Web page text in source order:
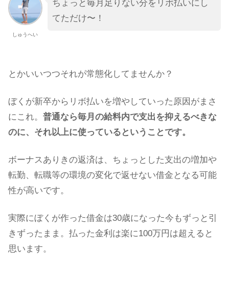
しゅうへい
ちょっと毎月足りない分をリボ払いにし
てただけ〜！
とかいいつつそれが常態化してませんか？
ぼくが新卒からリボ払いを増やしていった原因がまさ
にこれ。 普通なら毎月の給料内で支出を抑えるべきな
のに、それ以上に使っているということです。
ボーナスありきの返済は、ちょっとした支出の増加や
転勤、転職等の環境の変化で返せない借金となる可能
性が高いです。
実際にぼくが作った借金は30歳になった今もずっと引
きずったまま。払った金利は楽に100万円は超えると
思います。